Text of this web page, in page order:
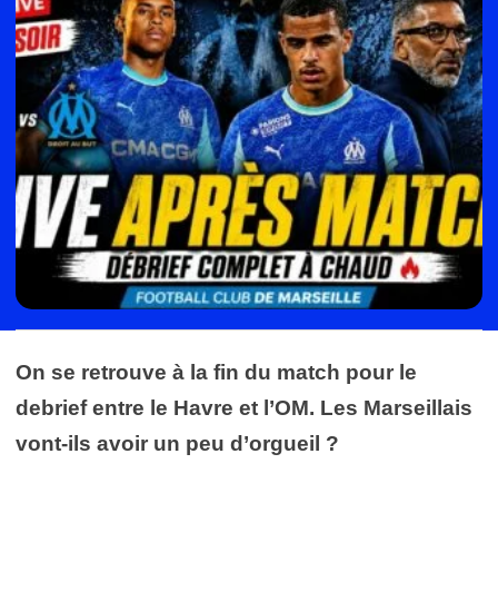
On se retrouve à la fin du match pour le
debrief entre le Havre et l’OM. Les Marseillais
vont-ils avoir un peu d’orgueil ?